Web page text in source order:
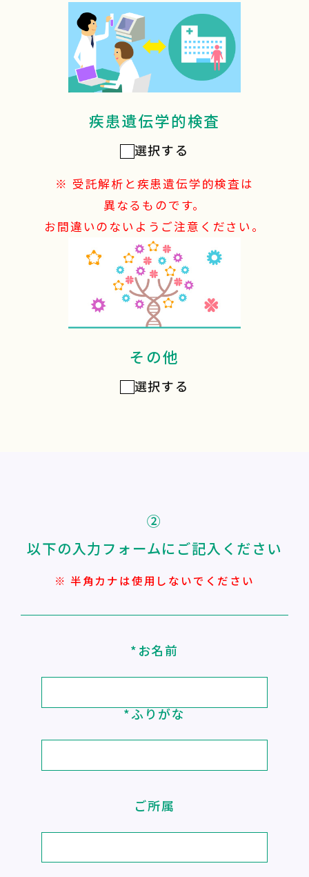
疾患遺伝学的検査
選択する
※ 受託解析と疾患遺伝学的検査は
異なるものです。
お間違いのないようご注意ください。
その他
選択する
②
以下の入力フォームにご記入ください
※ 半角カナは使用しないでください
*お名前
*ふりがな
ご所属